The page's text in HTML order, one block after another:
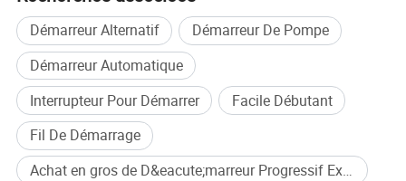
Plus de produits
Démarreur Alternatif
Démarreur De Pompe
Démarreur Automatique
Interrupteur Pour Démarrer
Facile Débutant
Fil De Démarrage
Achat en gros de D&eacute;marreur Progressif Explosion-Proof